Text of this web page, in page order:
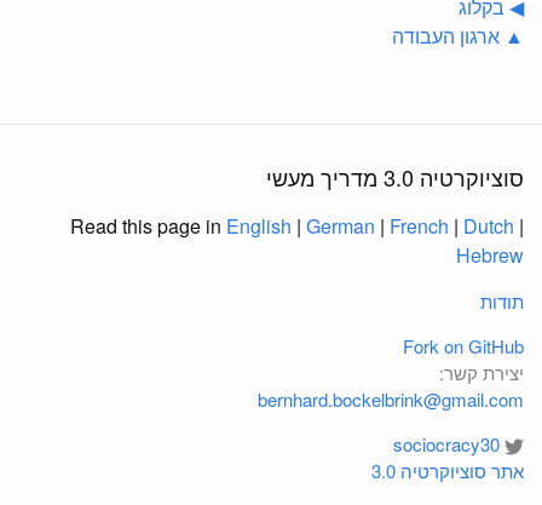
◀ בקלוג
▲ ארגון העבודה
סוציוקרטיה 3.0 מדריך מעשי
Read this page in English | German | French | Dutch |
Hebrew
תודות
Fork on GitHub
יצירת קשר:
bernhard.bockelbrink@gmail.com
sociocracy30
אתר סוציוקרטיה 3.0